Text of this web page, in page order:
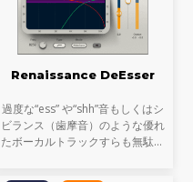
Renaissance DeEsser
過度な“ess” や“shh”音もしくはシ
ビランス（歯摩音）のような優れ
たボーカルトラックすらも無駄に